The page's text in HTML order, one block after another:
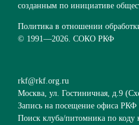
созданным по инициативе
Политика в отношении
© 1991—2026. СОКО РКФ
rkf@rkf.org.ru
Москва, ул. Гостиничная, д.9 (
Запись на посещение офиса РКФ
Поиск клуба/питомника по коду